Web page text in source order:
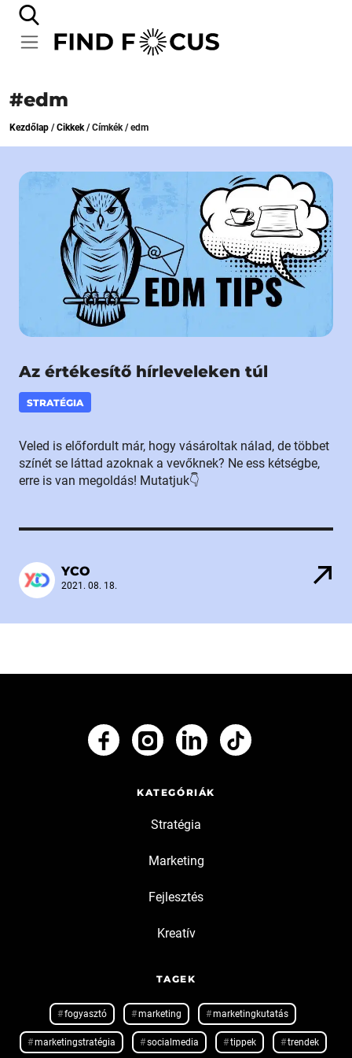
#edm
Kezdőlap /Cikkek/Címkék/edm
Az értékesítő hírleveleken túl
STRATÉGIA
Veled is előfordult már, hogy vásároltak nálad, de többet
színét se láttad azoknak a vevőknek? Ne ess kétségbe,
erre is van megoldás! Mutatjuk👇
YCO
2021. 08. 18.
KATEGÓRIÁK
Stratégia
Marketing
Fejlesztés
Kreatív
TAGEK
fogyasztó marketing marketingkutatás
marketingstratégia socialmedia tippek trendek